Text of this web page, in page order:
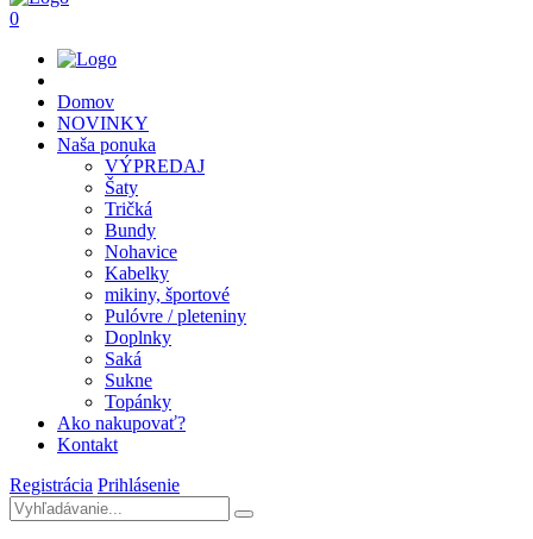
0
Domov
NOVINKY
Naša ponuka
VÝPREDAJ
Šaty
Tričká
Bundy
Nohavice
Kabelky
mikiny, športové
Pulóvre / pleteniny
Doplnky
Saká
Sukne
Topánky
Ako nakupovať?
Kontakt
Registrácia Prihlásenie